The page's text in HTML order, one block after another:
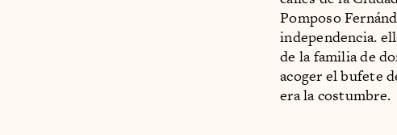
Pomposo
independencia.
de la familia de
acoger el bufete
era la costumbre.